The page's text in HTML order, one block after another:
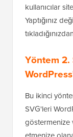
kullanıcılar
Yaptığınız
Yöntem
Bu ikinci
SVG'leri
göstermenize